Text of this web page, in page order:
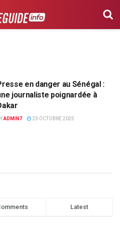
en danger au Sénégal :
journaliste poignardée à
ADMIN7 23 OCTOBRE 2025
Latest